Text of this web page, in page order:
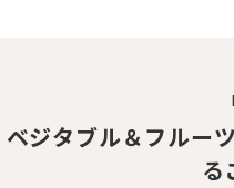
ベジタブル＆フルー
る